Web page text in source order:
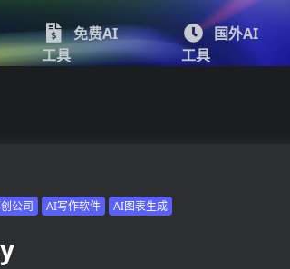
免费AI
工具
国外AI
工具
公司 AI写作软件 AI图表生成